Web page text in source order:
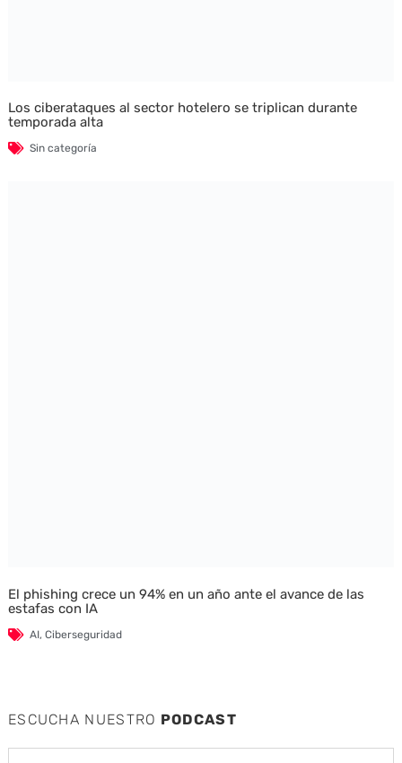
Los ciberataques al sector hotelero se triplican durante
temporada alta
Sin categoría
El phishing crece un 94% en un año ante el avance de las
estafas con IA
AI, Ciberseguridad
ESCUCHA NUESTRO PODCAST